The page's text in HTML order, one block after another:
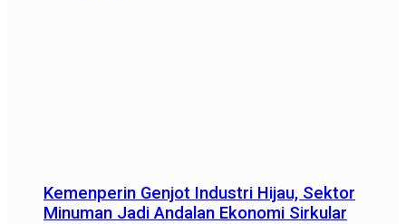
Kemenperin Genjot Industri Hijau, Sektor
Minuman Jadi Andalan Ekonomi Sirkular